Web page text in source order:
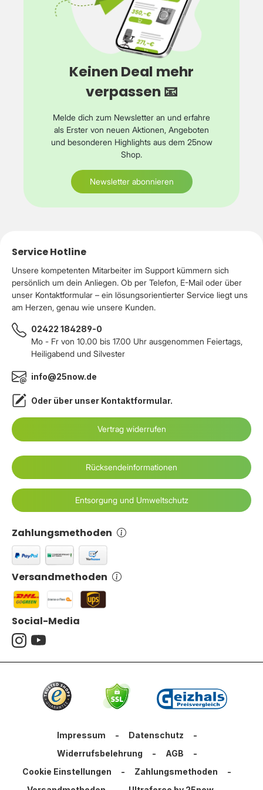
Keinen Deal mehr
verpassen 📧
Melde dich zum Newsletter an und erfahre
als Erster von neuen Aktionen, Angeboten
und besonderen Highlights aus dem 25now
Shop.
Newsletter abonnieren
Service Hotline
Unsere kompetenten Mitarbeiter im Support kümmern sich
persönlich um dein Anliegen. Ob per Telefon, E-Mail oder über
unser Kontaktformular – ein lösungsorientierter Service liegt uns
am Herzen, genau wie unsere Kunden.
02422 184289-0
Mo - Fr von 10.00 bis 17.00 Uhr ausgenommen Feiertags,
Heiligabend und Silvester
info@25now.de
Oder über unser Kontaktformular.
Vertrag widerrufen
Zahlungsmethoden
Versandmethoden
Rücksendeinformationen
Entsorgung und Umweltschutz
Social-Media
Impressum - Datenschutz
-
Widerrufsbelehrung
- AGB
-
Cookie Einstellungen
- Zahlungsmethoden
-